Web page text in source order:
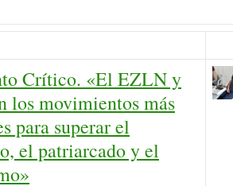
Crítico. «El EZLN y
los movimientos más
para superar el
el patriarcado y el